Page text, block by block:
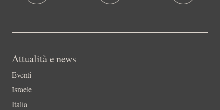
Attualità e news
Eventi
Israele
Italia